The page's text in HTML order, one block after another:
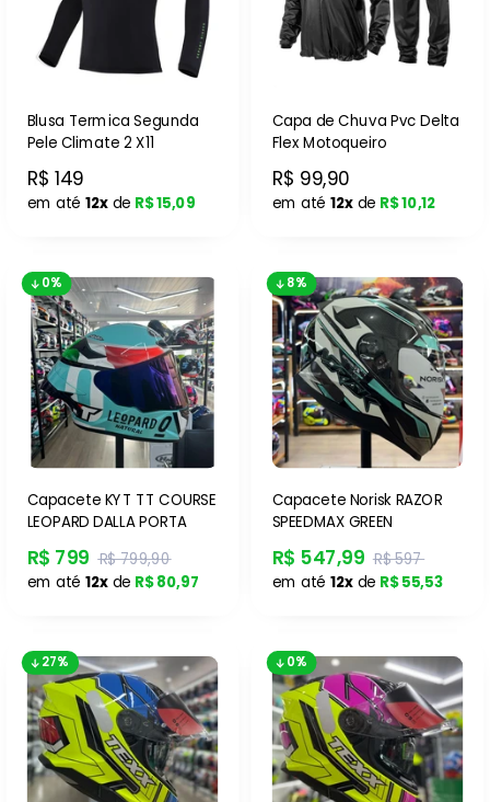
Blusa Termica Segunda
Pele Climate 2 X11
R$ 149
em até 12xde R$ 15,09
Capa de Chuva Pvc Delta
Flex Motoqueiro
R$ 99,90
em até 12xde R$ 10,12
0%
Capacete KYT TT COURSE
LEOPARD DALLA PORTA
R$ 799 R$ 799,90
em até 12xde R$ 80,97
8%
Capacete Norisk RAZOR
SPEEDMAX GREEN
R$ 547,99 R$ 597
em até 12xde R$ 55,53
27% 0%